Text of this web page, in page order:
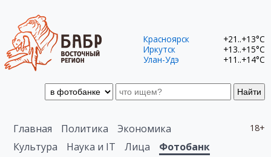
Найти
Красноярск
+21..+13°C
Иркутск
+13..+15°C
Улан-Удэ
+11..+14°C
18+
Главная Политика
Экономика
Культура
Наука и IT Лица
Фотобанк